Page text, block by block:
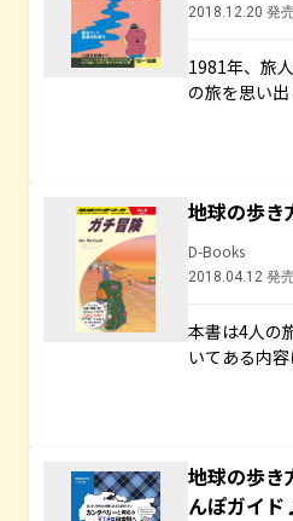
2018.12.20 発
1981年、旅
の旅を思い出
地球の歩き
D-Books
2018.04.12 発
本書は4人の
いてある内容
地球の歩き
んぽガイド